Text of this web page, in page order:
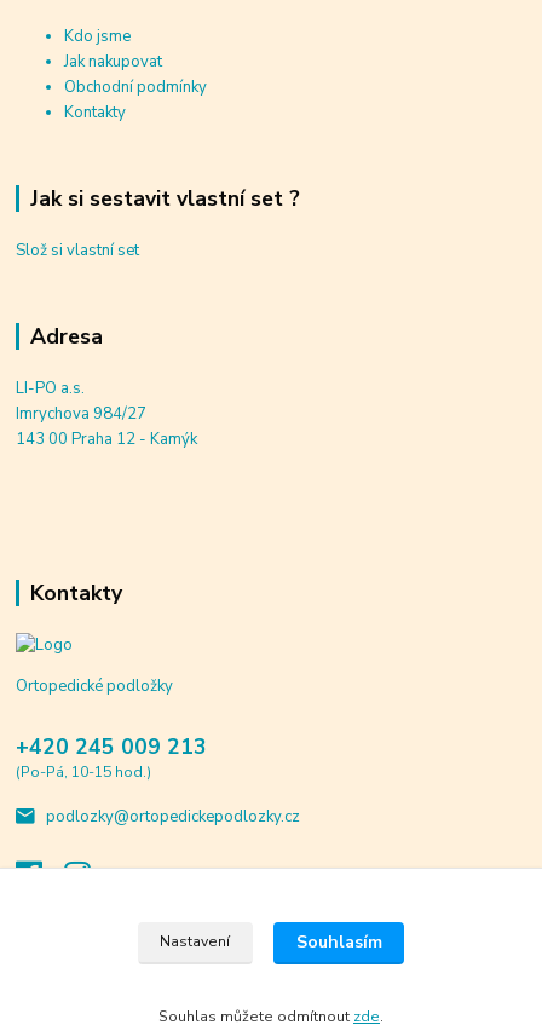
Kdo jsme
Jak nakupovat
Obchodní podmínky
Kontakty
Jak si sestavit vlastní set ?
Slož si vlastní set
Adresa
LI-PO a.s.
Imrychova 984/27
143 00 Praha 12 - Kamýk
Kontakty
Ortopedické podložky
+420 245 009 213
(Po-Pá, 10-15 hod.)
podlozky@ortopedickepodlozky.cz
Vytvořeno na
Eshop-rychle.cz
Nastavení Souhlasím
Souhlas můžete odmítnout zde.